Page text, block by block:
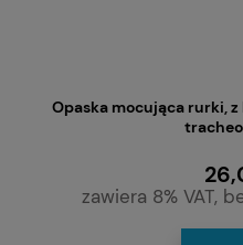
Opaska mocująca rurki,
zawiera 8% VAT,